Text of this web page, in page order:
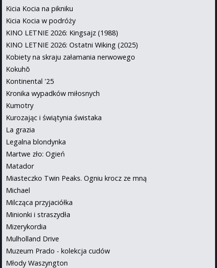
Kicia Kocia na pikniku
Kicia Kocia w podróży
KINO LETNIE 2026: Kingsajz (1988)
KINO LETNIE 2026: Ostatni Wiking (2025)
Kobiety na skraju załamania nerwowego
Kokuhō
Kontinental '25
Kronika wypadków miłosnych
Kumotry
Kurozając i świątynia świstaka
La grazia
Legalna blondynka
Martwe zło: Ogień
Matador
Miasteczko Twin Peaks. Ogniu krocz ze mną
Michael
Milcząca przyjaciółka
Minionki i straszydła
Mizerykordia
Mulholland Drive
Muzeum Prado - kolekcja cudów
Młody Waszyngton